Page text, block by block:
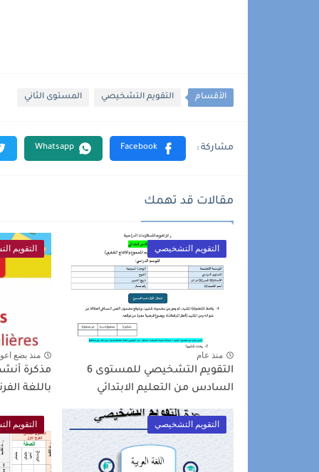
الأقسام التقويم التشخيصي المستوى الثاني
مقالات قد تهمك
التقويم التشخيصي
منذ عام
التقويم التشخيصي للمستوى 6
السادس من التعليم الابتدائي
التقويم
منذ بضع
مذكرة
باللغة
التقويم التشخيصي التقويم